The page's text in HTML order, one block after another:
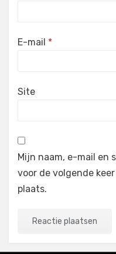
E-mail *
Site
Mijn naam, e-mail en
voor de volgende
plaats.